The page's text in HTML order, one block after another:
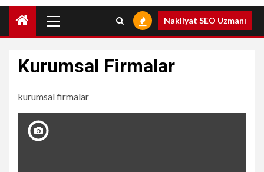
Menu
Nakliyat SEO Uzmanı
Kurumsal Firmalar
kurumsal firmalar